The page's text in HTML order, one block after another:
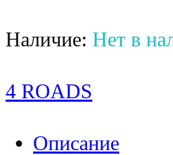
Наличие: Нет в
4 ROADS
Описание